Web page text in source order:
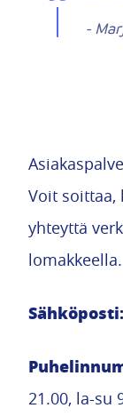
-
Voit soittaa,
yhteyttä
lomakkeella.
Sähköposti:
21.00, la-su